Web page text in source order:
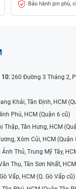
Bảo hành pin phù,
10: 260 Đường 3 Tháng 2,
Khải, Tân Định, HCM
Phú, HCM (Quận 6 cũ)
Thập, Tân Hưng, HCM
Xóm Củi, HCM (Quận
Thủ, Trung Mỹ Tây,
Thụ, Tân Sơn Nhất,
Vấp, HCM (Q. Gò Vấp cũ)